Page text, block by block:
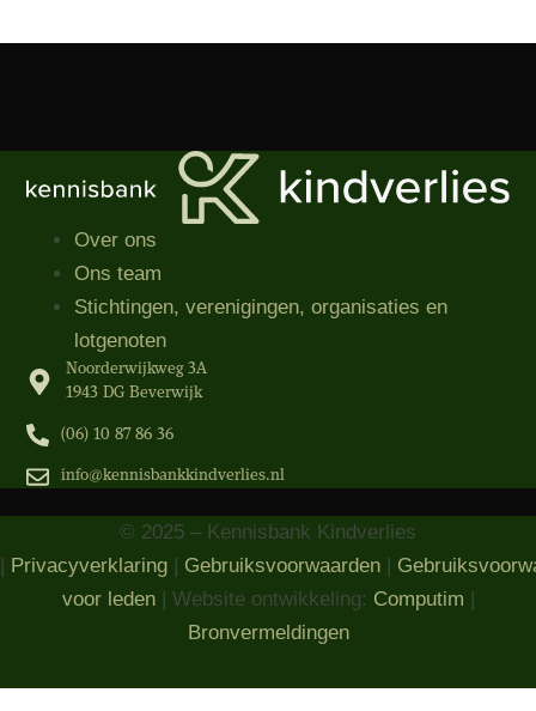
Over ons
Ons team
Stichtingen, verenigingen, organisaties​ en
lotgenoten
Noorderwijkweg 3A
1943 DG Beverwijk
(06) 10 87 86 36‬
info@kennisbankkindverlies.nl
© 2025 – Kennisbank Kindverlies
| Privacyverklaring | Gebruiksvoorwaarden |
voor leden| Website ontwikkeling: Computim |
Bronvermeldingen